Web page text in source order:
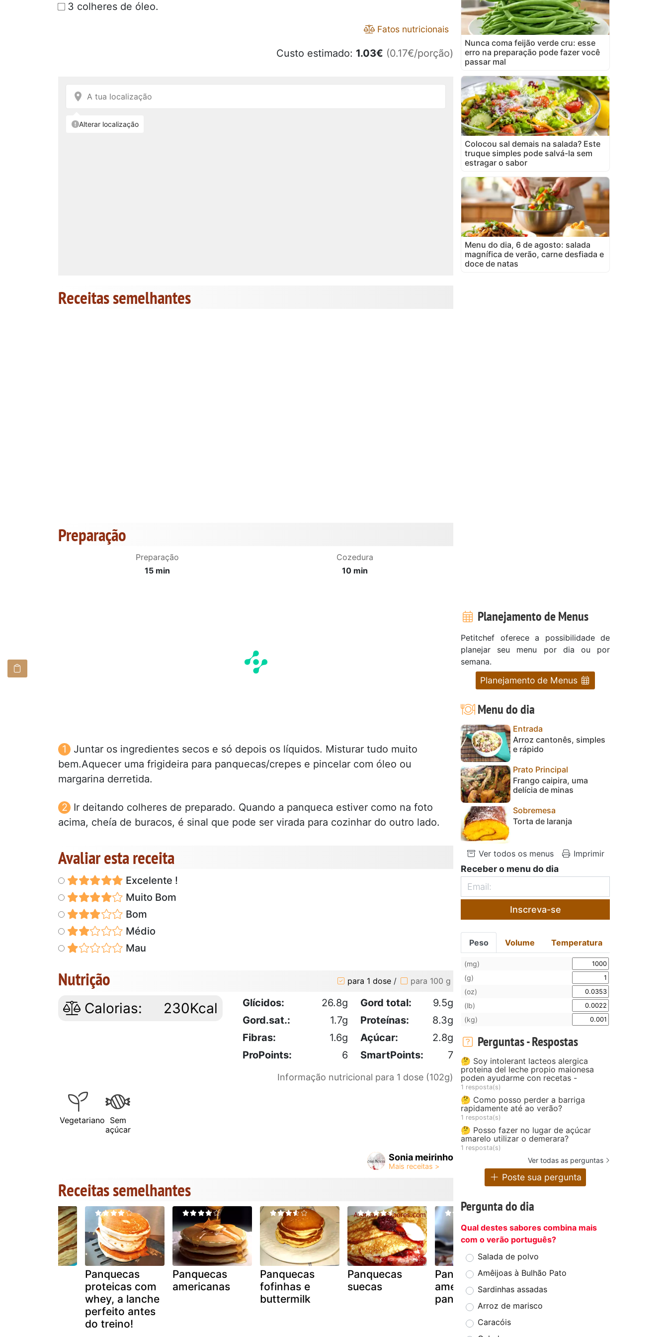
3 colheres de óleo.
Fatos nutricionais
Custo estimado: 1.03€ (0.17€/porção)
Receitas semelhantes
Preparação
Preparação
15 min
Cozedura
10 min
Juntar os ingredientes secos e só depois os líquidos. Misturar tudo muito
bem.Aquecer uma frigideira para panquecas/crepes e pincelar com óleo ou
margarina derretida.
Ir deitando colheres de preparado. Quando a panqueca estiver como na foto
acima, cheía de buracos, é sinal que pode ser virada para cozinhar do outro lado.
Avaliar esta receita
Excelente !
Muito Bom
Bom
Médio
Mau
Nutrição para 1 dose / para 100 g
Calorias: 230Kcal Glícidos: 26.8g Gord total:
9.5g
Gord.sat.:
1.7g Proteínas:
8.3g
Fibras:
1.6g Açúcar:
2.8g
ProPoints:
6 SmartPoints: 7
Informação nutricional para 1 dose (102g)
Vegetariano Sem
açúcar
Sonia meirinho
Receitas semelhantes
Panquecas
proteicas com
whey, a lanche
perfeito antes
do treino!
Panquecas
americanas
Panquecas
fofinhas e
buttermilk
Panquecas
suecas
Panquecas
americanas -
pancakes
Panqueca com
cebolinha
Nunca coma feijão verde cru: esse
erro na preparação pode fazer você
passar mal
Colocou sal demais na salada? Este
truque simples pode salvá-la sem
estragar o sabor
Menu do dia, 6 de agosto: salada
magnífica de verão, carne desfiada e
doce de natas
Planejamento de Menus
Petitchef oferece a possibilidade de
planejar seu menu por dia ou por
semana.
Planejamento de Menus
Menu do dia
Entrada
Arroz cantonês, simples
e rápido
Prato Principal
Frango caipira, uma
delícia de minas
Sobremesa
Torta de laranja
Ver todos os menus Imprimir
Receber o menu do dia
Inscreva-se
Peso Volume Temperatura
(mg)
(g)
(oz)
(lb)
(kg)
Perguntas - Respostas
🤔 Soy intolerant lacteos alergica
proteina del leche propio maionesa
poden ayudarme con recetas -
1 resposta(s)
🤔 Como posso perder a barriga
rapidamente até ao verão?
1 resposta(s)
🤔 Posso fazer no lugar de açúcar
amarelo utilizar o demerara?
1 resposta(s)
Ver todas as perguntas
Poste sua pergunta
Pergunta do dia
Qual destes sabores combina mais
com o verão português?
Salada de polvo
Amêijoas à Bulhão Pato
Sardinhas assadas
Arroz de marisco
Caracóis